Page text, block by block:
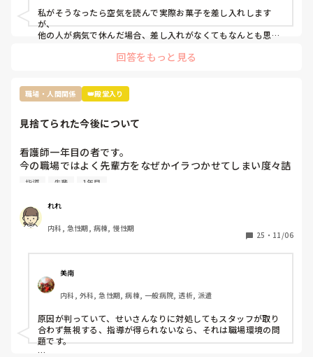
にしましたが…
ぶっちゃけ遊んでたわけではなくむしろコロナで苦しんでた
のにお菓子ごときでって話なんですけど、菓子折り買いに行
皆さんはそんな休んだらお菓子みたいなルールあります
私がそうなったら空気を読んで実際お菓子を差し入れします
が、
他の人が病気で休んだ場合、差し入れがなくてもなんとも思わ
コロナ感染の類や急病の場合は特に、そんな余裕もないでしょ
ね。
当たり前なんだから、文句言う人の気持ちが全くわかりませ
多分その人はいいお菓子を貰っても、休んだ事に対して文句を
言うタイプじゃないかなと思います。
『ただの文句言いたいウーマン』だと認識してしまいます。
そういう人は苦手なので、私だったら本人に
回答をもっと見る
職場・人間関係 👑殿堂入り
見捨てられた今後について
看護師一年目の者です。
今の職場ではよく先輩方をなぜかイラつかせてしまい度々詰
所で私のことについて色々と言ってることを耳にします。
が不快に感じると言われてます。
推測ですが私は人見知りで話すのが苦手なため毎日ペコペコ
しながら愛想笑いをして先輩方の機嫌を伺いなんとか仕事を
しかし元々メンタルも強くなかったことからこの状況がスト
レスとなり体調を崩し、睡眠不足と少し鬱状態な感じで仕事
をしていました。そのせいもあってか先輩に言われたことを
やってなかったりケアレスミスが目立つようになり、もとも
とよく思われてなかったため、この行いからついに見捨てら
れました。
見捨てられたと確信したのは明らかにもう何も指導していた
だけなくなり、詰所で〜さんにはもう無視した。もう教えな
指導 先輩 1年目
れれ
内科, 急性期, 病棟, 慢性期
25 ・ 11/06
美南
内科, 外科, 急性期, 病棟, 一般病院, 透析, 派遣
原因が判っていて、せいさんなりに対処してもスタッフが取り
合わず無視する、指導が得られないなら、それは職場環境の問
題です。